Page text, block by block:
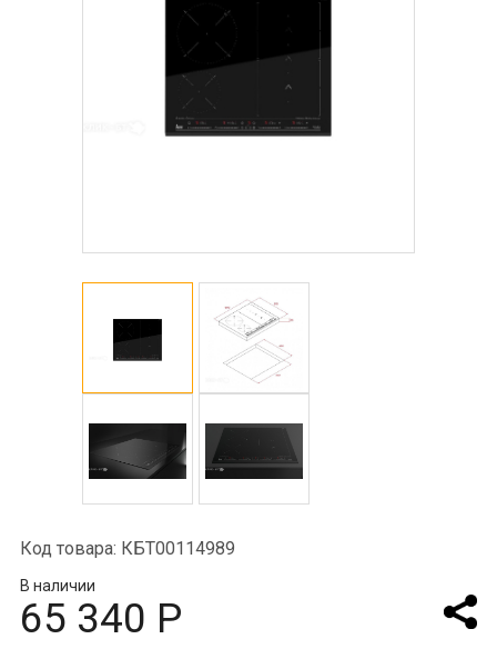
Код товара: КБТ00114989
В наличии
65 340 Р